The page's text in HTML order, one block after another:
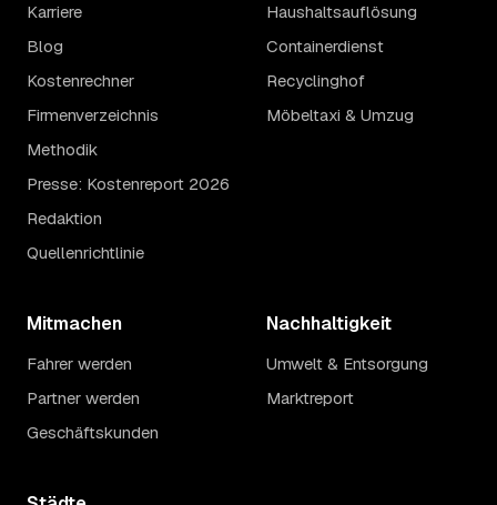
Karriere
Blog
Kostenrechner
Firmenverzeichnis
Methodik
Presse: Kostenreport 2026
Redaktion
Quellenrichtlinie
Haushaltsauflösung
Containerdienst
Recyclinghof
Möbeltaxi & Umzug
Mitmachen
Fahrer werden
Partner werden
Geschäftskunden
Nachhaltigkeit
Umwelt & Entsorgung
Marktreport